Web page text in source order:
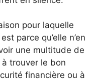
pour laquelle
parce qu’elle n’en
une multitude de
à trouver le bon
financière ou à